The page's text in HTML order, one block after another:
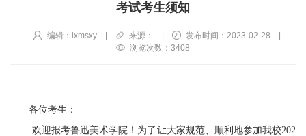
考试考生须知
编辑：lxmsxy | 来源： | 发布时间：2023-02-28
|
浏览次数：3408
各位考生：
欢迎报考鲁迅美术学院！为了让大家规范、顺利地参加我校202